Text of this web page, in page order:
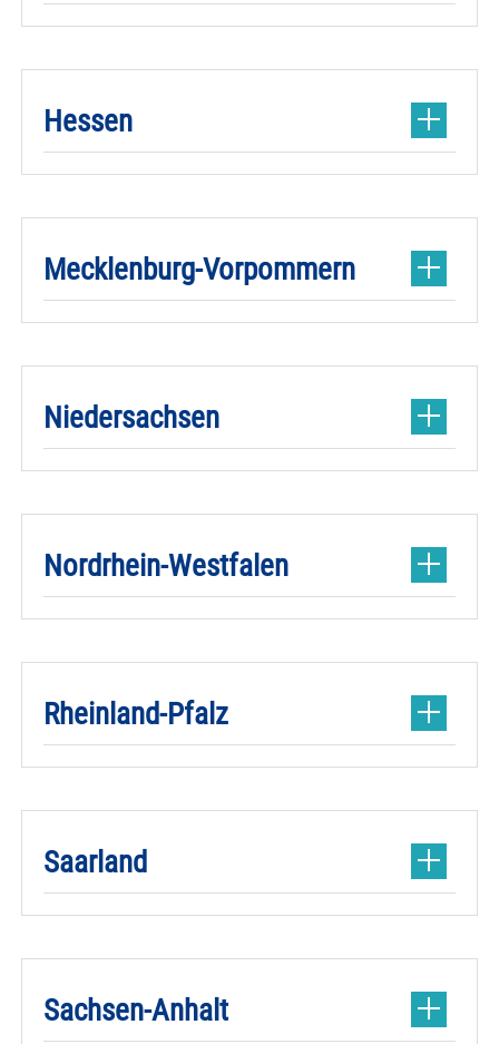
Hessen
Mecklenburg-Vorpommern
Niedersachsen
Nordrhein-Westfalen
Rheinland-Pfalz
Saarland
Sachsen-Anhalt